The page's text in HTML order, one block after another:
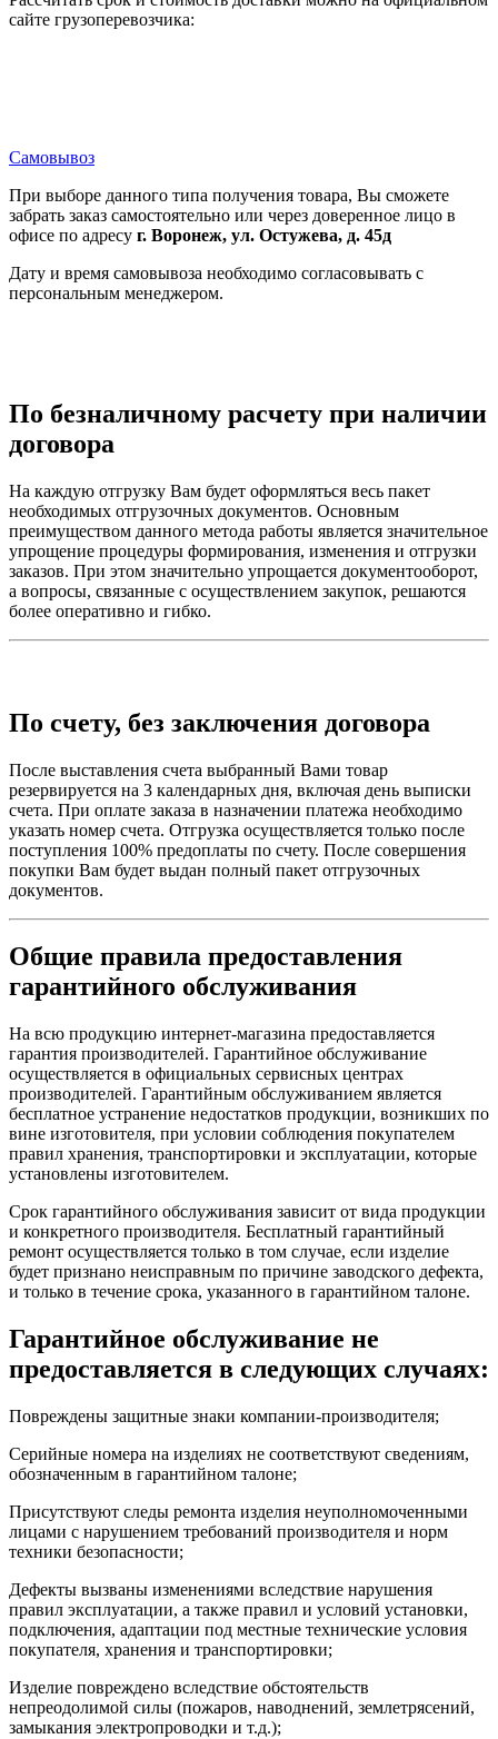
сайте грузоперевозчика:
Самовывоз
При выборе данного типа получения товара, Вы сможете
забрать заказ самостоятельно или через доверенное лицо в
офисе по адресу г. Воронеж, ул. Остужева, д. 45д
Дату и время самовывоза необходимо согласовывать с
персональным менеджером.
По безналичному расчету при наличии
договора
На каждую отгрузку Вам будет оформляться весь пакет
необходимых отгрузочных документов. Основным
преимуществом данного метода работы является значительное
упрощение процедуры формирования, изменения и отгрузки
заказов. При этом значительно упрощается документооборот,
а вопросы, связанные с осуществлением закупок, решаются
более оперативно и гибко.
По счету, без заключения договора
После выставления счета выбранный Вами товар
резервируется на 3 календарных дня, включая день выписки
счета. При оплате заказа в назначении платежа необходимо
указать номер счета. Отгрузка осуществляется только после
поступления 100% предоплаты по счету. После совершения
покупки Вам будет выдан полный пакет отгрузочных
документов.
Общие правила предоставления
гарантийного обслуживания
На всю продукцию интернет-магазина предоставляется
гарантия производителей. Гарантийное обслуживание
осуществляется в официальных сервисных центрах
производителей. Гарантийным обслуживанием является
бесплатное устранение недостатков продукции, возникших по
вине изготовителя, при условии соблюдения покупателем
правил хранения, транспортировки и эксплуатации, которые
установлены изготовителем.
Срок гарантийного обслуживания зависит от вида продукции
и конкретного производителя. Бесплатный гарантийный
ремонт осуществляется только в том случае, если изделие
будет признано неисправным по причине заводского дефекта,
и только в течение срока, указанного в гарантийном талоне.
Гарантийное обслуживание не
предоставляется в следующих случаях:
Повреждены защитные знаки компании-производителя;
Серийные номера на изделиях не соответствуют сведениям,
обозначенным в гарантийном талоне;
Присутствуют следы ремонта изделия неуполномоченными
лицами с нарушением требований производителя и норм
техники безопасности;
Дефекты вызваны изменениями вследствие нарушения
правил эксплуатации, а также правил и условий установки,
подключения, адаптации под местные технические условия
покупателя, хранения и транспортировки;
Изделие повреждено вследствие обстоятельств
непреодолимой силы (пожаров, наводнений, землетрясений,
замыкания электропроводки и т.д.);